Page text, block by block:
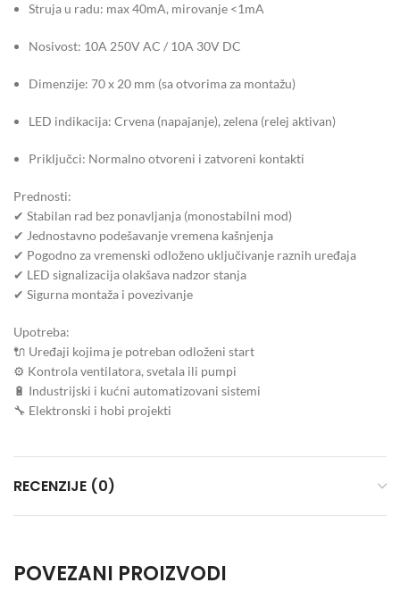
Struja u radu: max 40mA, mirovanje <1mA
Nosivost: 10A 250V AC / 10A 30V DC
Dimenzije: 70 x 20 mm (sa otvorima za montažu)
LED indikacija: Crvena (napajanje), zelena (relej aktivan)
Priključci: Normalno otvoreni i zatvoreni kontakti
Prednosti:
✔ Stabilan rad bez ponavljanja (monostabilni mod)
✔ Jednostavno podešavanje vremena kašnjenja
✔ Pogodno za vremenski odloženo uključivanje raznih uređaja
✔ LED signalizacija olakšava nadzor stanja
✔ Sigurna montaža i povezivanje
Upotreba:
🔌 Uređaji kojima je potreban odloženi start
⚙ Kontrola ventilatora, svetala ili pumpi
🔋 Industrijski i kućni automatizovani sistemi
🔧 Elektronski i hobi projekti
RECENZIJE (0)
POVEZANI PROIZVODI